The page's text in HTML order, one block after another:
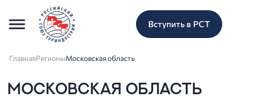
Вступить в РСТ
ГлавнаяРегионыМосковская область
МОСКОВСКАЯ ОБЛАСТЬ